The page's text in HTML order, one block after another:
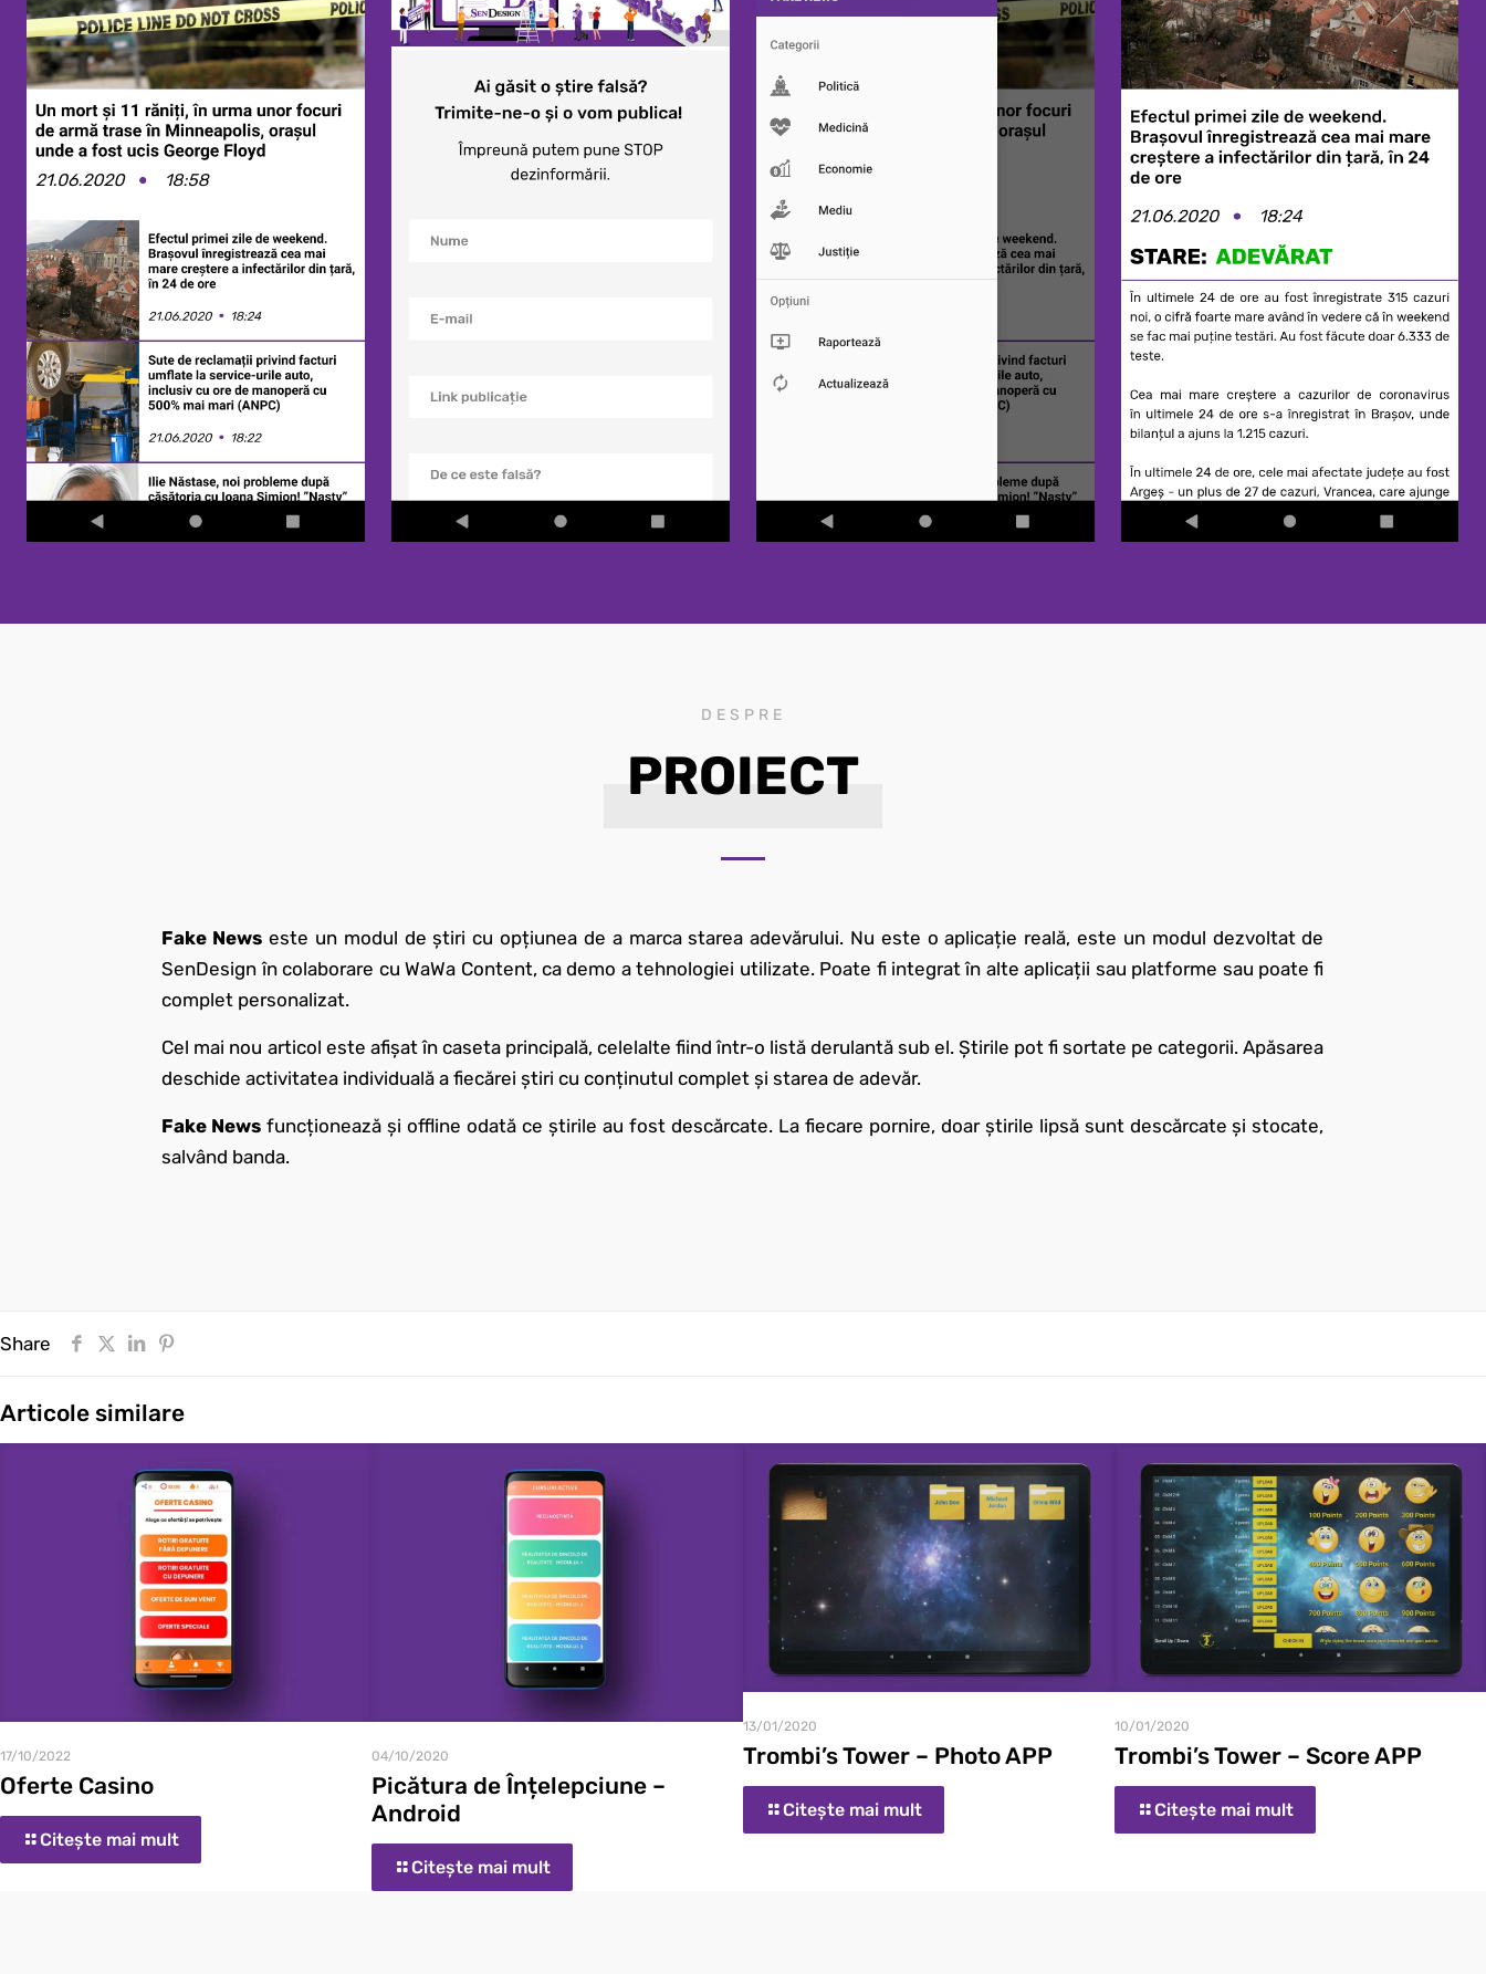
DESPRE
PROIECT
Fake News este un modul de știri cu opțiunea de a marca starea adevărului. Nu este o aplicație reală, este un modul dezvoltat de
SenDesign în colaborare cu WaWa Content, ca demo a tehnologiei utilizate. Poate fi integrat în alte aplicații sau platforme sau poate fi
complet personalizat.
Cel mai nou articol este afișat în caseta principală, celelalte fiind într-o listă derulantă sub el. Știrile pot fi sortate pe categorii. Apăsarea
deschide activitatea individuală a fiecărei știri cu conținutul complet și starea de adevăr.
Fake News funcționează și offline odată ce știrile au fost descărcate. La fiecare pornire, doar știrile lipsă sunt descărcate și stocate,
salvând banda.
Share
Articole similare
17/10/2022
Oferte Casino
Citește mai mult
04/10/2020
Picătura de Înțelepciune –
Android
Citește mai mult
13/01/2020
Trombi’s Tower – Photo APP
Citește mai mult
10/01/2020
Trombi’s Tower – Score APP
Citește mai mult